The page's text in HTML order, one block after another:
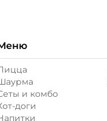
и комбо
доги